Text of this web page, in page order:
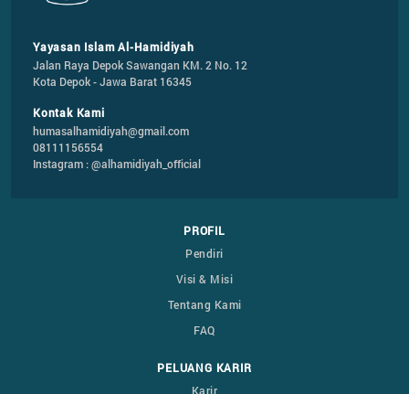
Yayasan Islam Al-Hamidiyah
Jalan Raya Depok Sawangan KM. 2 No. 12
Kota Depok - Jawa Barat 16345
Kontak Kami
humasalhamidiyah@gmail.com
08111156554
Instagram : @alhamidiyah_official
PROFIL
Pendiri
Visi & Misi
Tentang Kami
FAQ
PELUANG KARIR
Karir